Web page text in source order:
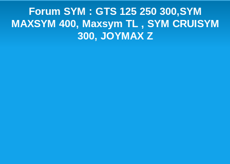
Forum SYM : GTS 125 250 300,SYM
MAXSYM 400, Maxsym TL , SYM CRUISYM
300, JOYMAX Z